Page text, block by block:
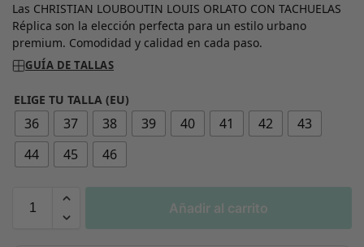
Las CHRISTIAN LOUBOUTIN LOUIS ORLATO CON TACHUELAS
Réplica son la elección perfecta para un estilo urbano
premium. Comodidad y calidad en cada paso.
GUÍA DE TALLAS
ELIGE TU TALLA (EU)
36 37 38 39 40 41 42
43
44
45 46
Añadir al carrito